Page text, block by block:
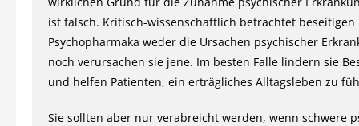
ist falsch. Kritisch-wissenschaftlich betrachtet beseitigen
Psychopharmaka weder die Ursachen psychischer
noch verursachen sie jene. Im besten Falle lindern sie
und helfen Patienten, ein erträgliches Alltagsleben zu
Sie sollten aber nur verabreicht werden, wenn schwere